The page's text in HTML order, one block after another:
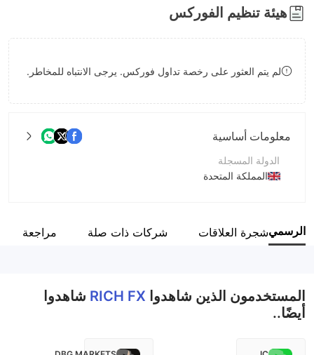
7
8
9
5
6
7
5
6
7
هيئة تنظيم الفوركس
لم يتم العثور على رخصة تداول فوركس. يرجى الانتباه للمخاطر.
معلومات أساسية
الدولة المسجلة
المملكة المتحدة
اسم الشركة
الرسميشجرة العلاقات شركات ذات صلة مراجعة
المستخدمون الذين شاهدوا RICH FX شاهدوا
أيضًا..